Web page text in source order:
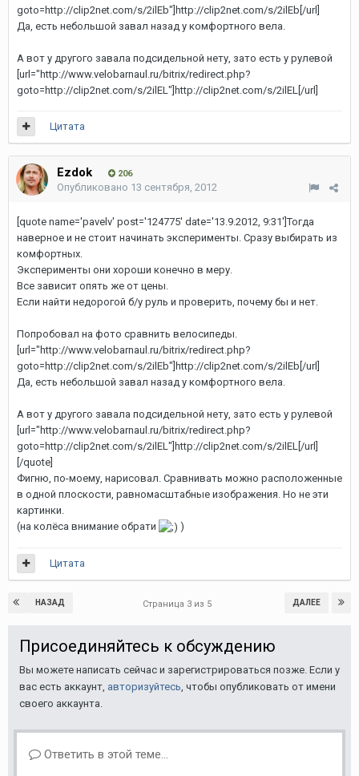
goto=http://clip2net.com/s/2ilEb"]http://clip2net.com/s/2ilEb[/url]
Да, есть небольшой завал назад у комфортного вела.
А вот у другого завала подсидельной нету, зато есть у рулевой
[url="http://www.velobarnaul.ru/bitrix/redirect.php?
goto=http://clip2net.com/s/2ilEL"]http://clip2net.com/s/2ilEL[/url]
Цитата
Ezdok 206
Опубликовано 13 сентября, 2012
[quote name='pavelv' post='124775' date='13.9.2012, 9:31']Тогда
наверное и не стоит начинать эксперименты. Сразу выбирать из
комфортных.
Эксперименты они хороши конечно в меру.
Все зависит опять же от цены.
Если найти недорогой б/у руль и проверить, почему бы и нет.
Попробовал на фото сравнить велосипеды.
[url="http://www.velobarnaul.ru/bitrix/redirect.php?
goto=http://clip2net.com/s/2ilEb"]http://clip2net.com/s/2ilEb[/url]
Да, есть небольшой завал назад у комфортного вела.
А вот у другого завала подсидельной нету, зато есть у рулевой
[url="http://www.velobarnaul.ru/bitrix/redirect.php?
goto=http://clip2net.com/s/2ilEL"]http://clip2net.com/s/2ilEL[/url]
[/quote]
Фигню, по-моему, нарисовал. Сравнивать можно расположенные
в одной плоскости, равномасштабные изображения. Но не эти
картинки.
(на колёса внимание обрати
)
Цитата
НАЗАД ДАЛЕЕ
Страница 3 из 5
Присоединяйтесь к обсуждению
Вы можете написать сейчас и зарегистрироваться позже. Если у
вас есть аккаунт, авторизуйтесь, чтобы опубликовать от имени
своего аккаунта.
Ответить в этой теме...